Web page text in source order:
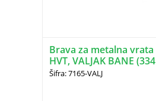
Brava za metalna vrata
HVT, VALJAK BANE
Šifra: 7165-VALJ